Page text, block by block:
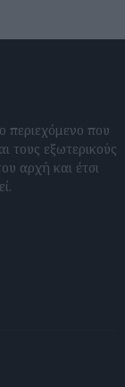
περιεχόμενο που
τους εξωτερικούς
αρχή και έτσι